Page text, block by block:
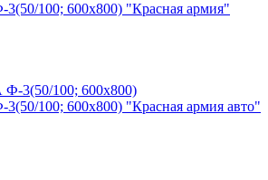
100; 600х800) "Красная армия"
100; 600х800) "Красная армия авто"